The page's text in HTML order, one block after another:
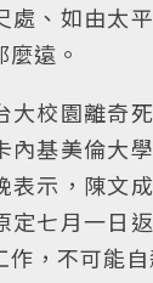
處、如由太
遠。
大校園離奇
內基美倫大
表示，陳文
定七月一日
，不可能自